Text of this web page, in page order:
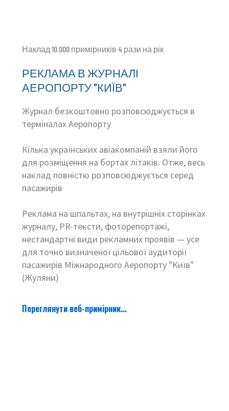
Наклад 10 000 примірників 4 рази на рік
РЕКЛАМА В ЖУРНАЛІ
АЕРОПОРТУ "КИЇВ"
Журнал безкоштовно розповсюджується в
терміналах Аеропорту
Кілька українських авіакомпаній взяли його
для розміщення на бортах літаків. Отже, весь
наклад повністю розповсюджується серед
пасажирів
Реклама на шпальтах, на внутрішніх сторінках
журналу, PR-тексти, фоторепортажі,
нестандартні види рекламних проявів — усе
для точно визначеної цільової аудиторії
пасажирів Міжнародного Аеропорту "Київ"
(Жуляни)
Переглянути веб-примірник...